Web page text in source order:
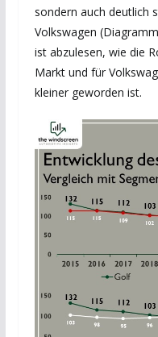
sondern auch deutlich
Volkswagen
ist abzulesen, wie die
Markt und für
kleiner geworden ist.